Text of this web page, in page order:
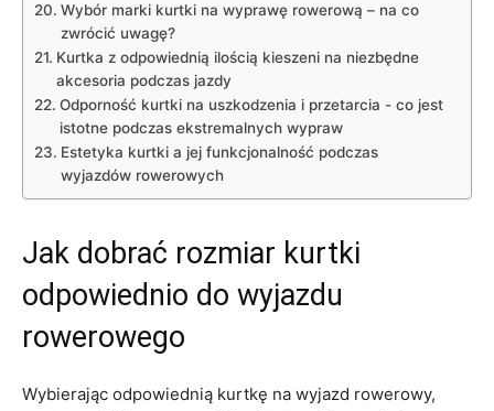
Wybór marki kurtki na ‍wyprawę rowerową – na ⁣co
zwrócić uwagę?
Kurtka z odpowiednią ilością kieszeni na niezbędne
⁢akcesoria podczas jazdy
Odporność kurtki na uszkodzenia i przetarcia ​- co jest
istotne podczas⁣ ekstremalnych‍ wypraw
Estetyka kurtki a jej funkcjonalność podczas
wyjazdów rowerowych
Jak dobrać rozmiar ‌kurtki
odpowiednio ⁣do wyjazdu​
rowerowego
Wybierając odpowiednią‌ kurtkę na wyjazd rowerowy,